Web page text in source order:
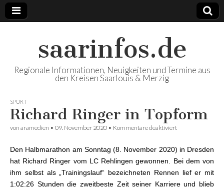
saarinfos.de
Regionale Informationen, Neuigkeiten und Termine aus
den Kreisen Saarlouis & Merzig
SPORT
Richard Ringer in Topform
von aramedien • 09. November 2020 • Kommentare deaktiviert
Den Halbmarathon am Sonntag (8. November 2020) in Dresden
hat Richard Ringer vom LC Rehlingen gewonnen. Bei dem von
ihm selbst als „Trainingslauf“ bezeichneten Rennen lief er mit
1:02:26 Stunden die zweitbeste Zeit seiner Karriere und blieb